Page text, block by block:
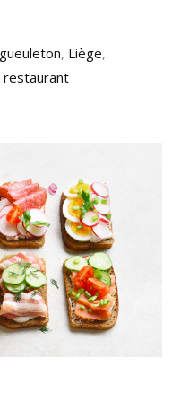
gueuleton, Liège,
restaurant